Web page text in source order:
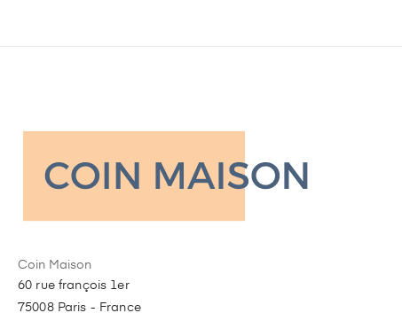
Coin Maison
60 rue françois 1er
75008 Paris - France